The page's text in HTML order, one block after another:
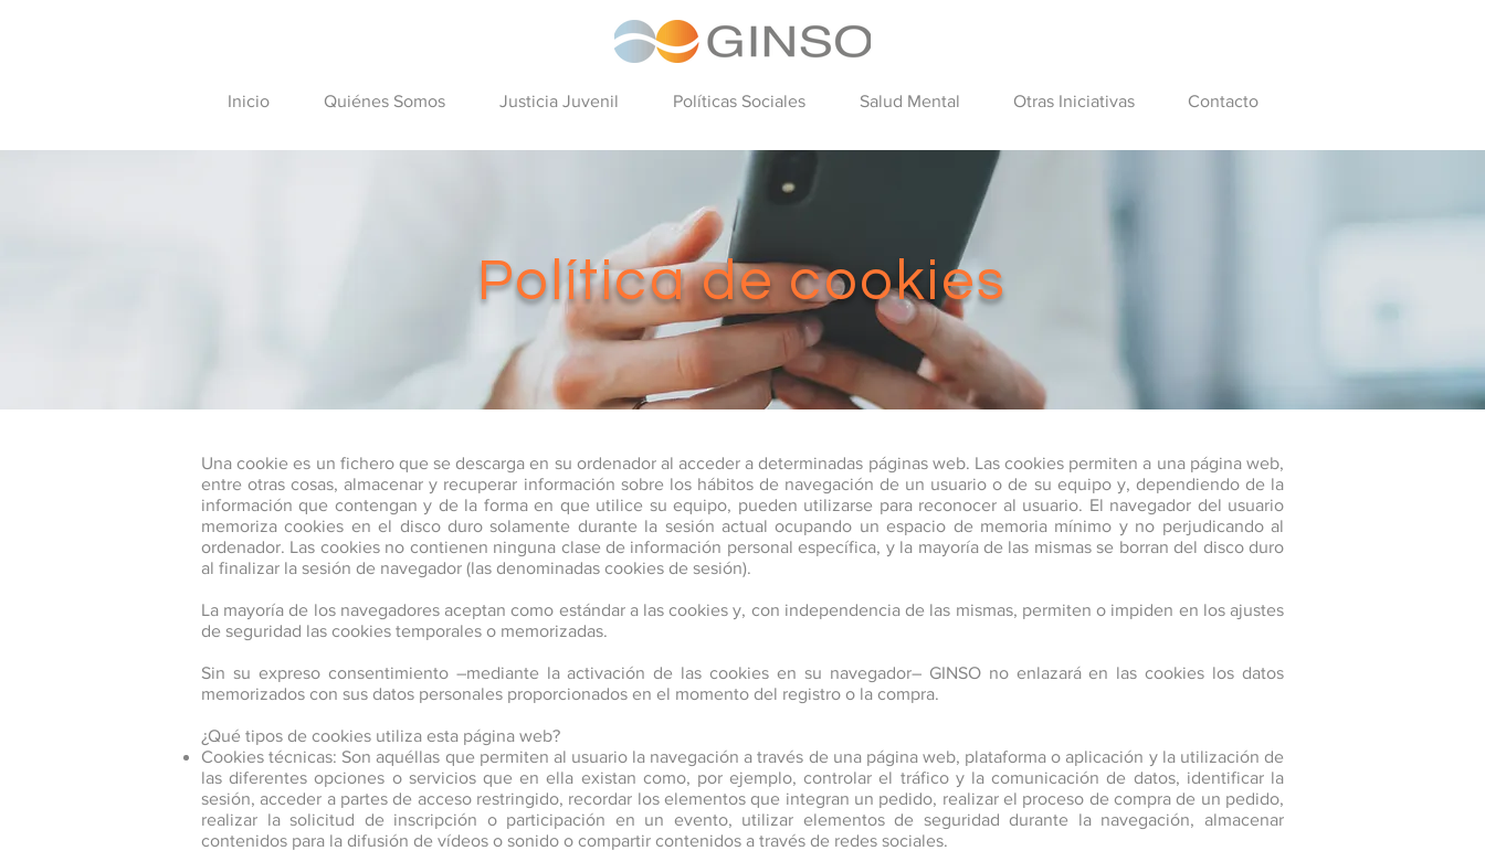
Inicio Quiénes Somos Justicia Juvenil Políticas Sociales Salud Mental Otras Iniciativas Contacto
Política de cookies
Una cookie es un fichero que se descarga en su ordenador al acceder a determinadas páginas web. Las cookies permiten a una página web,
entre otras cosas, almacenar y recuperar información sobre los hábitos de navegación de un usuario o de su equipo y, dependiendo de la
información que contengan y de la forma en que utilice su equipo, pueden utilizarse para reconocer al usuario. El navegador del usuario
memoriza cookies en el disco duro solamente durante la sesión actual ocupando un espacio de memoria mínimo y no perjudicando al
ordenador. Las cookies no contienen ninguna clase de información personal específica, y la mayoría de las mismas se borran del disco duro
al finalizar la sesión de navegador (las denominadas cookies de sesión).
La mayoría de los navegadores aceptan como estándar a las cookies y, con independencia de las mismas, permiten o impiden en los ajustes
de seguridad las cookies temporales o memorizadas.
Sin su expreso consentimiento –mediante la activación de las cookies en su navegador– GINSO no enlazará en las cookies los datos
memorizados con sus datos personales proporcionados en el momento del registro o la compra.
¿Qué tipos de cookies utiliza esta página web?
Cookies técnicas: Son aquéllas que permiten al usuario la navegación a través de una página web, plataforma o aplicación y la utilización de
las diferentes opciones o servicios que en ella existan como, por ejemplo, controlar el tráfico y la comunicación de datos, identificar la
sesión, acceder a partes de acceso restringido, recordar los elementos que integran un pedido, realizar el proceso de compra de un pedido,
realizar la solicitud de inscripción o participación en un evento, utilizar elementos de seguridad durante la navegación, almacenar
contenidos para la difusión de vídeos o sonido o compartir contenidos a través de redes sociales.